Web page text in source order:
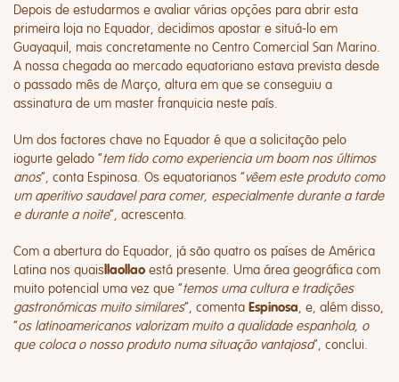
Depois de estudarmos e avaliar várias opções para abrir esta
primeira loja no Equador, decidimos apostar e situá-lo em
Guayaquil, mais concretamente no Centro Comercial San Marino.
A nossa chegada ao mercado equatoriano estava prevista desde
o passado mês de Março, altura em que se conseguiu a
assinatura de um master franquicia neste país.
Um dos factores chave no Equador é que a solicitação pelo
iogurte gelado “tem tido como experiencia um boom nos últimos
anos”, conta Espinosa. Os equatorianos “vêem este produto como
um aperitivo saudavel para comer, especialmente durante a tarde
e durante a noite”, acrescenta.
Com a abertura do Equador, já são quatro os países de América
Latina nos quais llaollao está presente. Uma área geográfica com
muito potencial uma vez que “temos uma cultura e tradições
gastronómicas muito similares”, comenta Espinosa, e, além disso,
“os latinoamericanos valorizam muito a qualidade espanhola, o
que coloca o nosso produto numa situação vantajosa”, conclui.